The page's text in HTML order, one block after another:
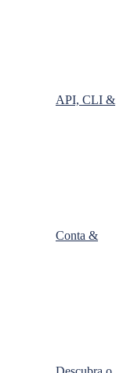
API, CLI &
Conta &